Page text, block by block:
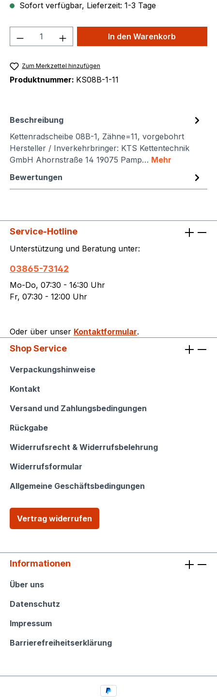
Sofort verfügbar, Lieferzeit: 1-3 Tage
Produkt Anzahl: Gib denIn den Warenkorb
Zum Merkzettel hinzufügen
Produktnummer: KS08B-1-11
Beschreibung
Kettenradscheibe 08B-1, Zähne=11, vorgebohrt
Hersteller / Inverkehrbringer: KTS Kettentechnik
GmbH Ahornstraße 14 19075 Pamp… Mehr
Bewertungen
Service-Hotline
Unterstützung und Beratung unter:
03865-73142
Mo-Do, 07:30 - 16:30 Uhr
Fr, 07:30 - 12:00 Uhr
Oder über unser Kontaktformular.
Shop Service
Shop Service
Verpackungshinweise
Kontakt
Versand und Zahlungsbedingungen
Rückgabe
Widerrufsrecht & Widerrufsbelehrung
Widerrufsformular
Allgemeine Geschäftsbedingungen
Vertrag widerrufen
Informationen
Informationen
Über uns
Datenschutz
Impressum
Barrierefreiheitserklärung